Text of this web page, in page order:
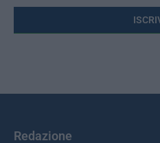
Redazione